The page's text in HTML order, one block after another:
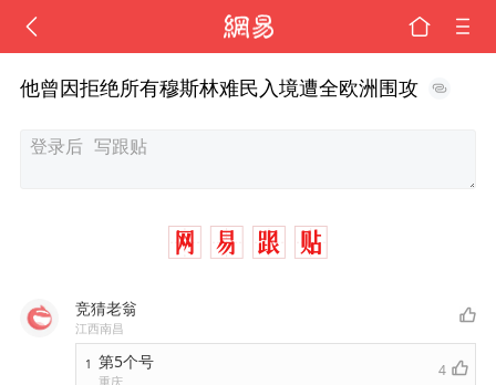
他曾因拒绝所有穆斯林难民入境遭全欧洲围攻
竞猜老翁
江西南昌
1 第5个号
重庆
4